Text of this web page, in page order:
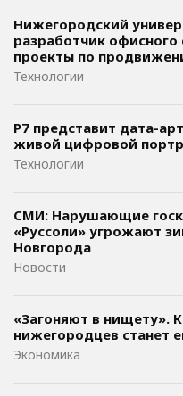
Нижегородский
разработчик
проекты по
Технологии
Р7 представит дата-
живой цифровой
Технологии
СМИ: Нарушающие
«Руссоли» угрожают
Новгорода
Новости
«Загоняют в нищету».
нижегородцев станет
Экономика